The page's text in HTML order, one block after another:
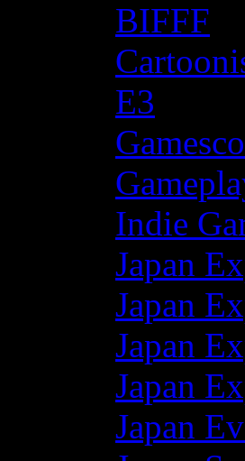
BIFFF
E3
Indie
Japan
Japan
Japan
Japan
Japan